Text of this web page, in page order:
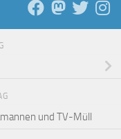
und TV-Müll